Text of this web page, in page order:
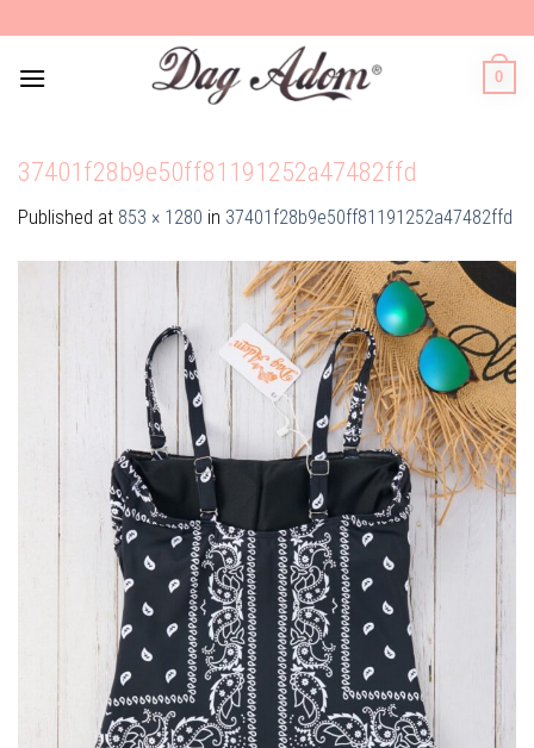
to
content
0
37401f28b9e50ff81191252a47482ffd
Published at 853 × 1280 in 37401f28b9e50ff81191252a47482ffd